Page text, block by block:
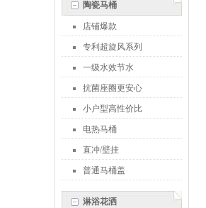
陶瓷马桶
店铺爆款
专利超旋风系列
一级水效节水
抗菌座圈更安心
小户型高性价比
电热马桶
直冲/壁挂
普通马桶盖
淋浴花洒